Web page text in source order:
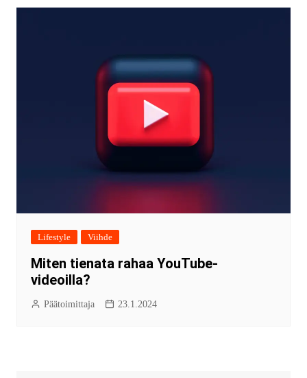
Lifestyle Viihde
Miten tienata rahaa YouTube-
videoilla?
Päätoimittaja 23.1.2024